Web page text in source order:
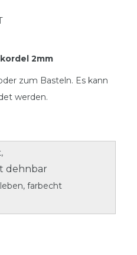
2mm
zum Basteln. Es kann
werden.
dehnbar
farbecht